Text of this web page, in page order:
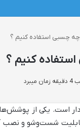
چسبی استفاده کنیم ؟
کنیم ؟
است. یکی از
شست‌وشو و نصب